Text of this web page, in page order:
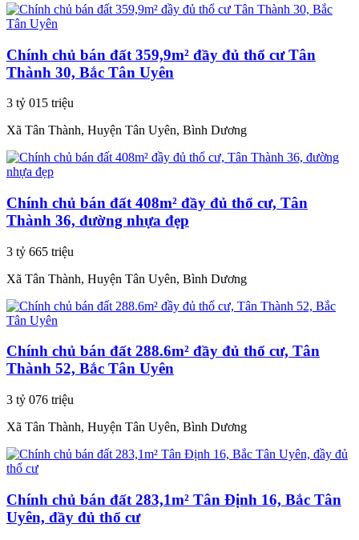
Chính chủ bán đất 359,9m² đầy đủ thổ cư Tân
Thành 30, Bắc Tân Uyên
3 tỷ 015 triệu
Xã Tân Thành, Huyện Tân Uyên, Bình Dương
Chính chủ bán đất 408m² đầy đủ thổ cư, Tân
Thành 36, đường nhựa đẹp
3 tỷ 665 triệu
Xã Tân Thành, Huyện Tân Uyên, Bình Dương
Chính chủ bán đất 288.6m² đầy đủ thổ cư, Tân
Thành 52, Bắc Tân Uyên
3 tỷ 076 triệu
Xã Tân Thành, Huyện Tân Uyên, Bình Dương
Chính chủ bán đất 283,1m² Tân Định 16, Bắc Tân
Uyên, đầy đủ thổ cư